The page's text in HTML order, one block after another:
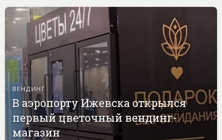
ВЕНДИНГ
В аэропорту Ижевска открылся
первый цветочный вендинг-
магазин